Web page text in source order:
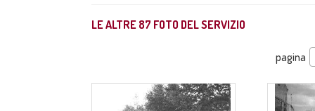
LE ALTRE 87 FOTO DEL SERVIZIO
pagina